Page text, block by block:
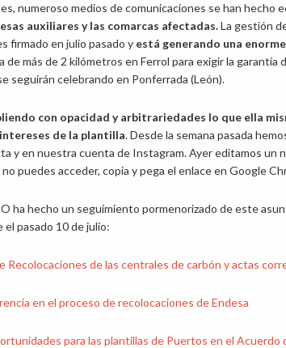
numeroso medios de comunicaciones se han hecho
auxiliares y las comarcas afectadas.La gestión
firmado en julio pasado y está generando una
de más de 2 kilómetros en Ferrol para exigir la
seguirán celebrando en Ponferrada (León).
con opacidad y arbitrariedades lo que ella
de la plantilla. Desde la semana pasada
y en nuestra cuenta de Instagram. Ayer editamos un
no puedes acceder, copia y pega el enlace en Google
ha hecho un seguimiento pormenorizado de este
pasado 10 de julio:
Recolocaciones de las centrales de carbón y actas
en el proceso de recolocaciones de Endesa
para las plantillas de Puertos en el Acuerdo